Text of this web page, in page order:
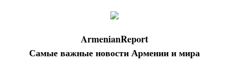
ArmenianReport
Самые важные новости Армении и мира